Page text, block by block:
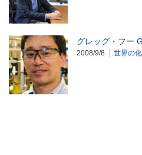
グレッグ・フー
2008/9/8 世界の